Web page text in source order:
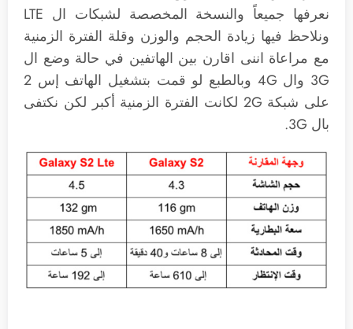
نعرفها جميعاً والنسخة المخصصة لشبكات ال LTE
ونلاحظ فيها زيادة الحجم والوزن وقلة الفترة الزمنية
مع مراعاة اننى اقارن بين الهاتفين في حالة وضع ال
3G وال 4G وبالطبع لو قمت بتشغيل الهاتف إس 2
على شبكة 2G لكانت الفترة الزمنية أكبر لكن نكتفى
بال 3G.